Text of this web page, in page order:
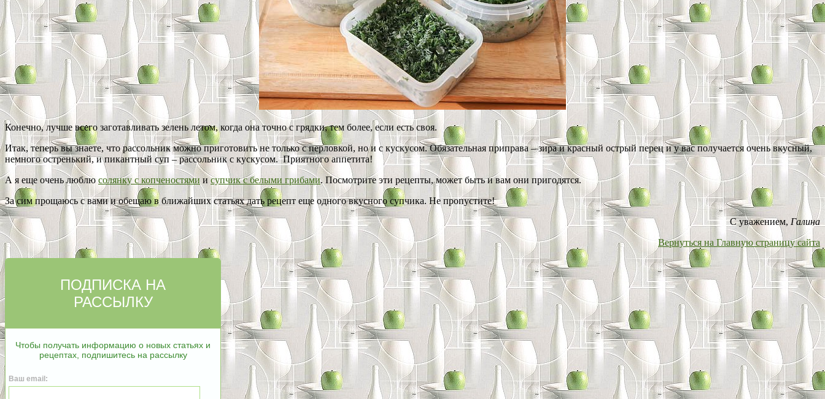
Конечно, лучше всего заготавливать зелень летом, когда она точно с грядки, тем более, если есть своя.
Итак, теперь вы знаете, что рассольник можно приготовить не только с перловкой, но и с кускусом. Обязательная приправа – зира и красный острый перец и у вас получается очень вкусный,
немного остренький, и пикантный суп – рассольник с кускусом. Приятного аппетита!
А я еще очень люблю солянку с копченостямиисупчик с белыми грибами. Посмотрите эти рецепты, может быть и вам они пригодятся.
За сим прощаюсь с вами и обещаю в ближайших статьях дать рецепт еще одного вкусного супчика. Не пропустите!
С уважением, Галина
Вернуться на Главную страницу сайта
ПОДПИСКА НА
РАССЫЛКУ
Чтобы получать информацию о новых статьях и
рецептах, подпишитесь на рассылку
Ваш email: